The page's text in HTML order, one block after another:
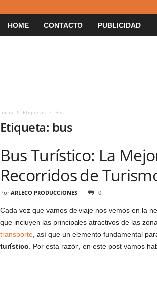
HOME CONTACTO PUBLICIDAD
Inicio Etiquetas Bus
Etiqueta: bus
Bus Turístico: La
Recorridos de
Por ARLECO PRODUCCIONES 0
Cada vez que vamos de viaje nos vemos en la
que incluyen las principales atractivos de las
transporte, así que un elemento fundamental
turístico . Por esta razón, en este post vamos